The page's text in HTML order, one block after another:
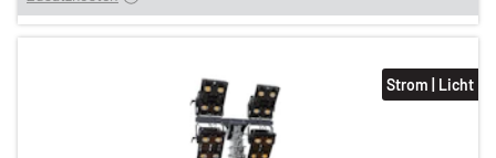
Strom | Licht